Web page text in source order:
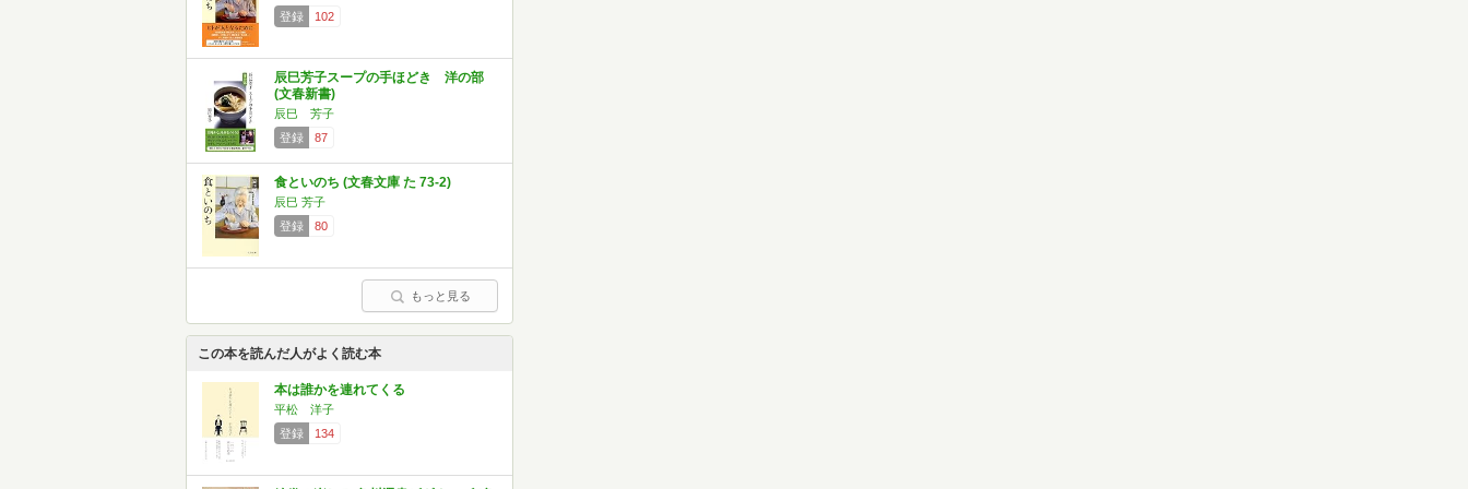
登録 102
辰巳芳子スープの手ほどき 洋の部
(文春新書)
辰巳 芳子
登録
87
食といのち (文春文庫 た 73-2)
辰巳 芳子
登録
80
もっと見る
この本を読んだ人がよく読む本
本は誰かを連れてくる
平松 洋子
登録
134